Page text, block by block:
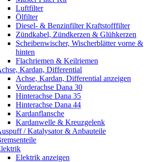
Luftfilter
Ölfilter
Diesel- & Benzinfilter Kraftstofffilter
Zündkabel, Zündkerzen & Glühkerzen
Scheibenwischer, Wischerblätter vorne &
hinten
Flachriemen & Keilriemen
Kardan, Differential
Achse, Kardan, Differential anzeigen
Vorderachse Dana 30
Hinterachse Dana 35
Hinterachse Dana 44
Kardanflansche
Kardanwelle & Kreuzgelenk
/ Katalysator & Anbauteile
Elektrik anzeigen